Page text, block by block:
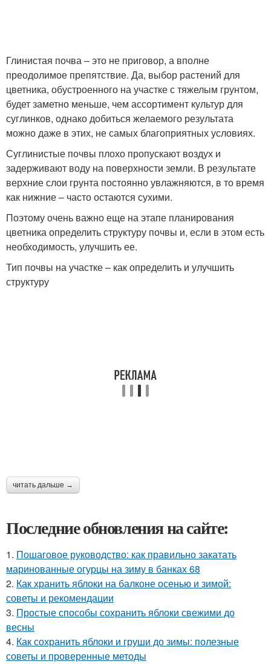
Глинистая почва – это не приговор, а вполне
преодолимое препятствие. Да, выбор растений для
цветника, обустроенного на участке с тяжелым грунтом,
будет заметно меньше, чем ассортимент культур для
суглинков, однако добиться желаемого результата
можно даже в этих, не самых благоприятных условиях.
Суглинистые почвы плохо пропускают воздух и
задерживают воду на поверхности земли. В результате
верхние слои грунта постоянно увлажняются, в то время
как нижние – часто остаются сухими.
Поэтому очень важно еще на этапе планирования
цветника определить структуру почвы и, если в этом есть
необходимость, улучшить ее.
Тип почвы на участке – как определить и улучшить
структуру
читать дальше →
Последние обновления на сайте:
1. Пошаговое руководство: как правильно закатать
маринованные огурцы на зиму в банках 68
2. Как хранить яблоки на балконе осенью и зимой:
советы и рекомендации
3. Простые способы сохранить яблоки свежими до
весны
4. Как сохранить яблоки и груши до зимы: полезные
советы и проверенные методы